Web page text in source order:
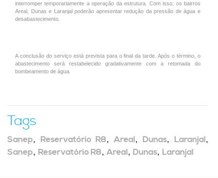
interromper temporariamente a operação da estrutura. Com isso, os bairros
Areal, Dunas e Laranjal poderão apresentar redução da pressão de água e
desabastecimento.
A conclusão do serviço está prevista para o final da tarde. Após o término, o
abastecimento será restabelecido gradativamente com a retomada do
bombeamento de água.
Tags
Sanep, Reservatório R8, Areal, Dunas, Laranjal,
Sanep, Reservatório R8, Areal, Dunas, Laranjal